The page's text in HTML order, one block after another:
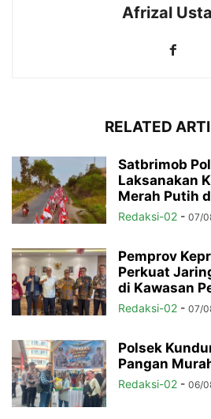
Afrizal
RELATED
Satbrimob
Laksanakan
Merah Putih
Redaksi-02 - 07/
Pemprov
Perkuat
di Kawasan
Redaksi-02 - 07/
Polsek
Pangan
Redaksi-02 - 06/